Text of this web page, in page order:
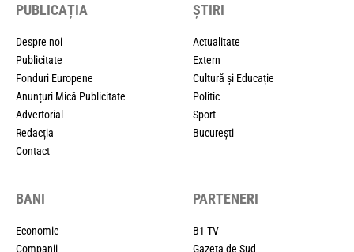
PUBLICAȚIA
Despre noi
Publicitate
Fonduri Europene
Anunțuri Mică Publicitate
Advertorial
Redacția
Contact
ȘTIRI
Actualitate
Extern
Cultură și Educație
Politic
Sport
București
BANI
Economie
Companii
PARTENERI
B1 TV
Gazeta de Sud